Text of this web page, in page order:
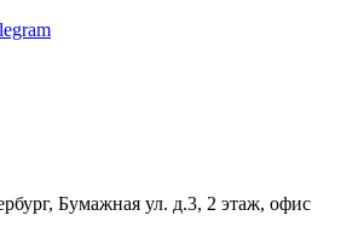
Бумажная ул. д.3, 2 этаж, офис